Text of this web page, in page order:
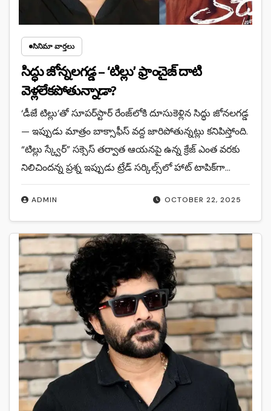
సినిమా వార్తలు
సిద్ధు జోన్నలగడ్డ – ‘టిల్లు’ ఫ్రాంచైజ్ దాటి
వెళ్లలేకపోతున్నాడా?
OCTOBER 22, 2025
ADMIN
‘డీజే టిల్లు’తో సూపర్‌స్టార్ రేంజ్‌లోకి దూసుకెళ్లిన సిద్ధు జోనలగడ్డ
— ఇప్పుడు మాత్రం బాక్సాఫీస్ వద్ద జారిపోతున్నట్లు కనిపిస్తోంది.
“టిల్లు స్క్వేర్” సక్సెస్ తర్వాత ఆయనపై ఉన్న క్రేజ్ ఎంత వరకు
నిలిచిందన్న ప్రశ్న ఇప్పుడు ట్రేడ్ సర్కిల్స్‌లో హాట్ టాపిక్‌గా…